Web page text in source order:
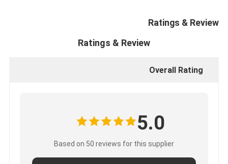
أجزاء محرك ايسوزو
أجزاء محركات HINO
Ratings & Review
Ratings & Review
Overall Rating
5.0
Based on 50 reviews for this supplier